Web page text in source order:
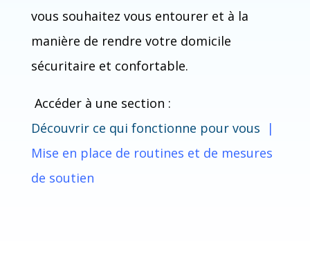
vous souhaitez vous entourer et à la
manière de rendre votre domicile
sécuritaire et confortable.
Accéder à une section :
Découvrir ce qui fonctionne pour vous |
Mise en place de routines et de mesures
de soutien